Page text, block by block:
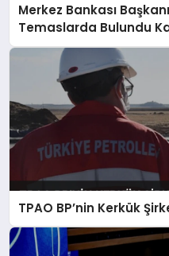
Merkez Bankası
Temaslarda Bulundu
Yapıldı
TPAO BP’nin Kerkük